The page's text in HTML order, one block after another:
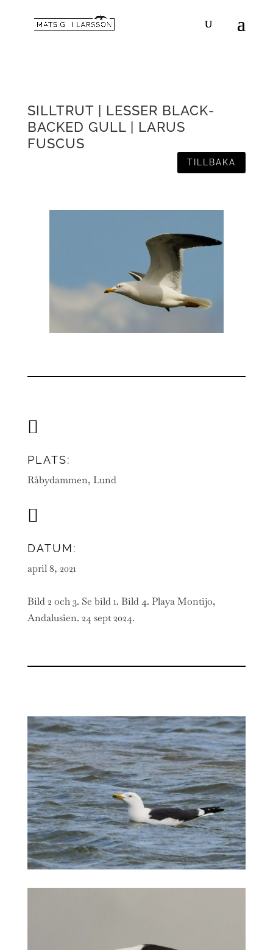
SILLTRUT | LESSER BLACK-
BACKED GULL | LARUS
FUSCUS
TILLBAKA

PLATS:
Råbydammen, Lund

DATUM:
april 8, 2021
Bild 2 och 3. Se bild 1. Bild 4. Playa Montijo,
Andalusien. 24 sept 2024.